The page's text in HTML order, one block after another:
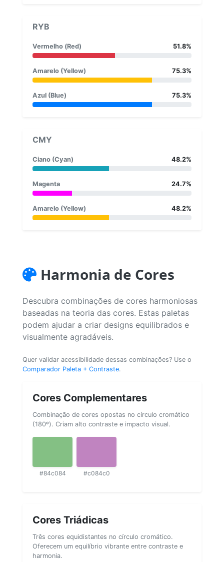
RYB
Vermelho (Red) 51.8%
Amarelo (Yellow) 75.3%
Azul (Blue) 75.3%
CMY
Ciano (Cyan) 48.2%
Magenta 24.7%
Amarelo (Yellow) 48.2%
Harmonia de Cores
Descubra combinações de cores harmoniosas
baseadas na teoria das cores. Estas paletas
podem ajudar a criar designs equilibrados e
visualmente agradáveis.
Quer validar acessibilidade dessas combinações? Use o
Comparador Paleta + Contraste.
Cores Complementares
Combinação de cores opostas no círculo cromático
(180º). Criam alto contraste e impacto visual.
#84c084 #c084c0
Cores Triádicas
Três cores equidistantes no círculo cromático.
Oferecem um equilíbrio vibrante entre contraste e
harmonia.